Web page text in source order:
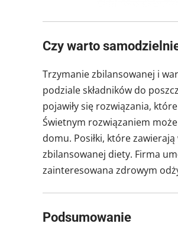
Czy warto
Trzymanie zbilansowanej i
podziale składników do
pojawiły się rozwiązania,
Świetnym rozwiązaniem
domu. Posiłki, które
zbilansowanej diety. Firma
zainteresowana zdrowym
Podsumowanie